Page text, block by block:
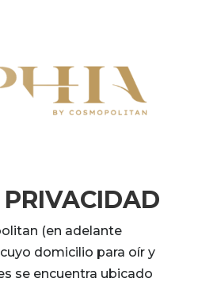
(en adelante
domicilio para oír y
se encuentra ubicado